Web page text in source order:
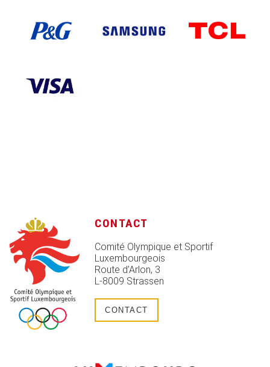
CONTACT
Comité Olympique et Sportif
Luxembourgeois
Route d’Arlon, 3
L-8009 Strassen
CONTACT